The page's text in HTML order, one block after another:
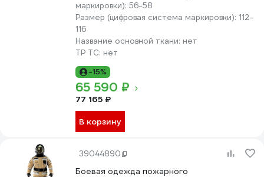
маркировки): 56-58
Размер (цифровая система маркировки): 112-
116
Название основной ткани: нет
ТР ТС: нет
-15%
65 590 ₽
77 165 ₽
В корзину
39044890
Боевая одежда пожарного